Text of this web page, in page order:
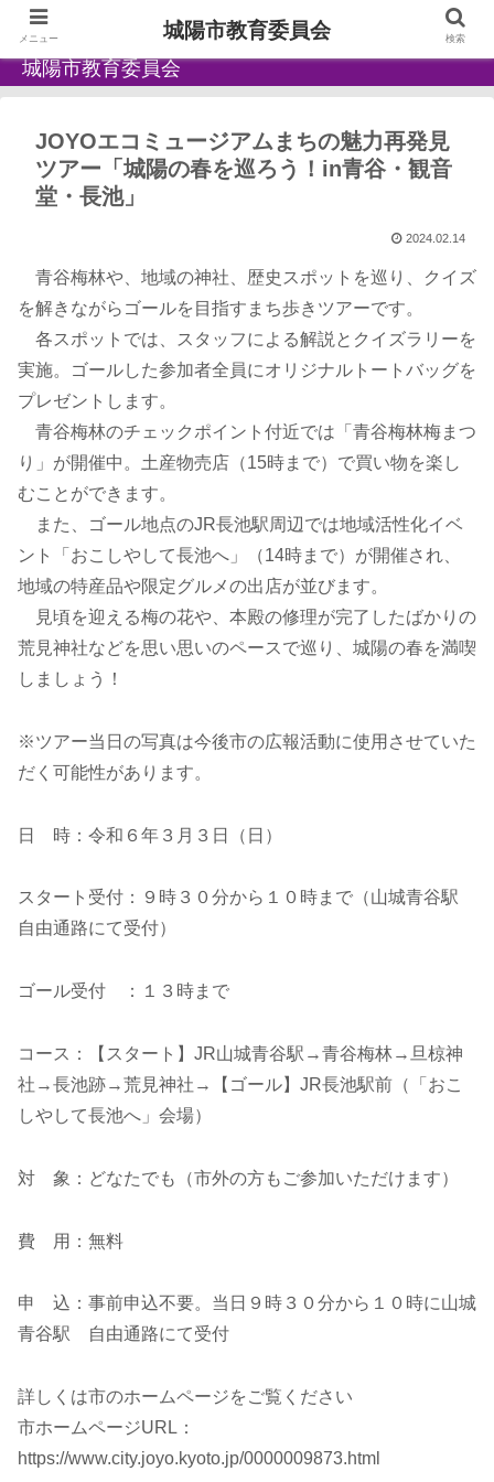
城陽市教育委員会
JOYOエコミュージアムまちの魅力再発見
ツアー「城陽の春を巡ろう！in青谷・観音
堂・長池」
2024.02.14
青谷梅林や、地域の神社、歴史スポットを巡り、クイズ
を解きながらゴールを目指すまち歩きツアーです。
各スポットでは、スタッフによる解説とクイズラリーを
実施。ゴールした参加者全員にオリジナルトートバッグを
プレゼントします。
青谷梅林のチェックポイント付近では「青谷梅林梅まつ
り」が開催中。土産物売店（15時まで）で買い物を楽し
むことができます。
また、ゴール地点のJR長池駅周辺では地域活性化イベ
ント「おこしやして長池へ」（14時まで）が開催され、
地域の特産品や限定グルメの出店が並びます。
見頃を迎える梅の花や、本殿の修理が完了したばかりの
荒見神社などを思い思いのペースで巡り、城陽の春を満喫
しましょう！
※ツアー当日の写真は今後市の広報活動に使用させていた
だく可能性があります。
日 時：令和６年３月３日（日）
スタート受付：９時３０分から１０時まで（山城青谷駅
自由通路にて受付）
ゴール受付 ：１３時まで
コース：【スタート】JR山城青谷駅→青谷梅林→旦椋神
社→長池跡→荒見神社→【ゴール】JR長池駅前（「おこ
しやして長池へ」会場）
対 象：どなたでも（市外の方もご参加いただけます）
費 用：無料
申 込：事前申込不要。当日９時３０分から１０時に山城
青谷駅 自由通路にて受付
詳しくは市のホームページをご覧ください
市ホームページURL：
https://www.city.joyo.kyoto.jp/0000009873.html
メニュー 城陽市教育委員会 検索